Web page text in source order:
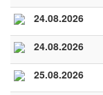
24.08.2026
24.08.2026
25.08.2026